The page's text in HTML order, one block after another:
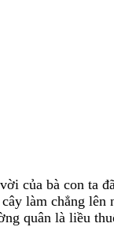
của bà con ta
làm chẳng lên
quân là liều